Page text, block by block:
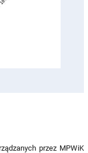
przez MPWiK